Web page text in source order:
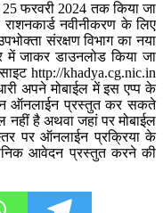
25 फरवरी 2024 तक किया जा
नवीनीकरण के लिए
संरक्षण विभाग का नया
में जाकर डाउनलोड किया जा
http://khadya.cg.nic.in
अपने मोबाईल में इस एप्प के
ऑनलाईन प्रस्तुत कर सकते
नहीं है अथवा जहां पर मोबाईल
पर ऑनलाईन प्रक्रिया के
आवेदन प्रस्तुत करने की